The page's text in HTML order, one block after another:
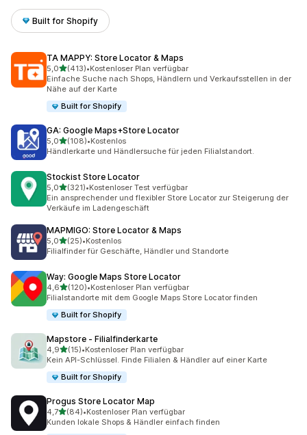
Built for Shopify
TA MAPPY: Store Locator & Maps
5,0von 5 Sternen
(413)
413 Rezensionen insgesamt
•Kostenloser Plan verfügbar
Einfache Suche nach Shops, Händlern und Verkaufsstellen in der
Nähe auf der Karte
Built for Shopify
GA: Google Maps+Store Locator
5,0von 5 Sternen
(108)
108 Rezensionen insgesamt
•Kostenlos
Händlerkarte und Händlersuche für jeden Filialstandort.
Stockist Store Locator
5,0von 5 Sternen
(321)
321 Rezensionen insgesamt
•Kostenloser Test verfügbar
Ein ansprechender und flexibler Store Locator zur Steigerung der
Verkäufe im Ladengeschäft
MAPMIGO: Store Locator & Maps
5,0von 5 Sternen
(25)
25 Rezensionen insgesamt
•Kostenlos
Filialfinder für Geschäfte, Händler und Standorte
Way: Google Maps Store Locator
4,6von 5 Sternen
(120)
120 Rezensionen insgesamt
•Kostenloser Plan verfügbar
Filialstandorte mit dem Google Maps Store Locator finden
Built for Shopify
Mapstore ‑ Filialfinderkarte
4,9von 5 Sternen
(15)
15 Rezensionen insgesamt
•Kostenloser Plan verfügbar
Kein API-Schlüssel. Finde Filialen & Händler auf einer Karte
Built for Shopify
Progus Store Locator Map
4,7von 5 Sternen
(84)
84 Rezensionen insgesamt
•Kostenloser Plan verfügbar
Kunden lokale Shops & Händler einfach finden